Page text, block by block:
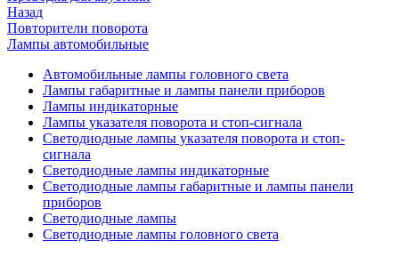
Назад
Повторители поворота
Лампы автомобильные
Автомобильные лампы головного света
Лампы габаритные и лампы панели приборов
Лампы индикаторные
Лампы указателя поворота и стоп-сигнала
Светодиодные лампы указателя поворота и стоп-
сигнала
Светодиодные лампы индикаторные
Светодиодные лампы габаритные и лампы панели
приборов
Светодиодные лампы
Светодиодные лампы головного света